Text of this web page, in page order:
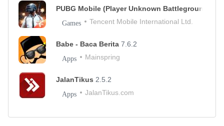
PUBG Mobile (Player Unknown Battleground)
Games Tencent Mobile International Ltd.
Babe - Baca Berita 7.6.2
Apps Mainspring
JalanTikus 2.5.2
Apps JalanTikus.com